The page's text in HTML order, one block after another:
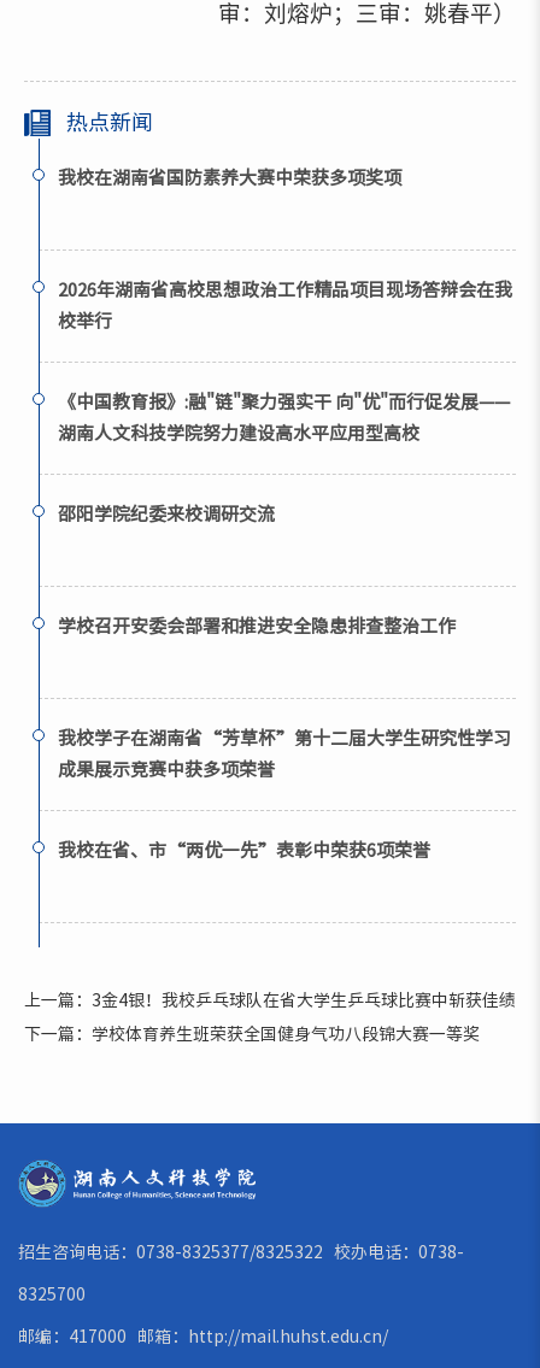
审： 刘熔炉；三审： 姚春平）
热点新闻
我校在湖南省国防素养大赛中荣获多项奖项
2026年湖南省高校思想政治工作精品项目现场答辩会在我
校举行
《中国教育报》:融"链"聚力强实干 向"优"而行促发展——
湖南人文科技学院努力建设高水平应用型高校
邵阳学院纪委来校调研交流
学校召开安委会部署和推进安全隐患排查整治工作
我校学子在湖南省“芳草杯”第十二届大学生研究性学习
成果展示竞赛中获多项荣誉
我校在省、市“两优一先”表彰中荣获6项荣誉
上一篇：3金4银！我校乒乓球队在省大学生乒乓球比赛中斩获佳绩
下一篇：学校体育养生班荣获全国健身气功八段锦大赛一等奖
招生咨询电话：0738-8325377/8325322 校办电话：0738-
8325700
邮编：417000 邮箱： http://mail.huhst.edu.cn/